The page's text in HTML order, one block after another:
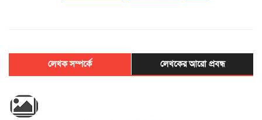
লেখক সম্পর্কে লেখকের আরো প্রবন্ধ